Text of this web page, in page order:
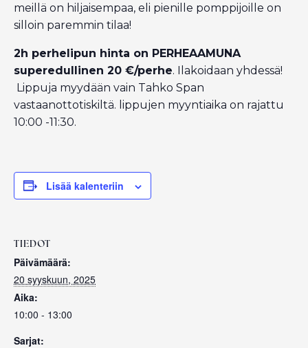
meillä on hiljaisempaa, eli pienille pomppijoille on
silloin paremmin tilaa!
2h perhelipun hinta on PERHEAAMUNA
superedullinen 20 €/perhe. Ilakoidaan yhdessä!
Lippuja myydään vain Tahko Span
vastaanottotiskiltä. lippujen myyntiaika on rajattu
10:00 -11:30.
Lisää kalenteriin
TIEDOT
Päivämäärä:
20 syyskuun, 2025
Aika:
10:00 - 13:00
Sarjat: